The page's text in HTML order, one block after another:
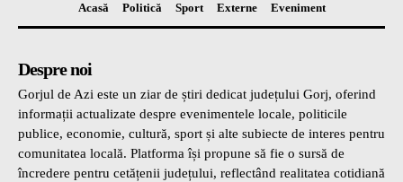
Acasă Politică Sport Externe Eveniment
Despre noi
Gorjul de Azi este un ziar de știri dedicat județului Gorj, oferind
informații actualizate despre evenimentele locale, politicile
publice, economie, cultură, sport și alte subiecte de interes pentru
comunitatea locală. Platforma își propune să fie o sursă de
încredere pentru cetățenii județului, reflectând realitatea cotidiană